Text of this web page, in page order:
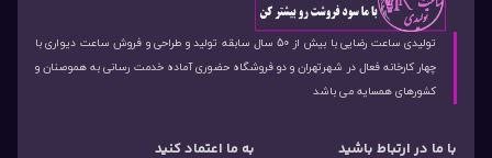
تولیدی ساعت رضایی با بیش از 50 سال سابقه تولید و طراحی و فروش ساعت دیواری با
چهار کارخانه فعال در شهرتهران و دو فروشگاه حضوری آماده خدمت رسانی به هموصنان و
کشورهای همسایه می باشد
با ما در ارتباط باشید به ما اعتماد کنید